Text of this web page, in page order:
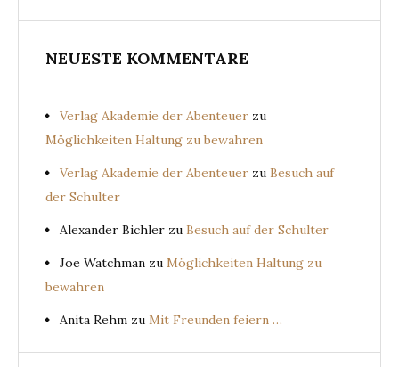
NEUESTE KOMMENTARE
Verlag Akademie der Abenteuer zu
Möglichkeiten Haltung zu bewahren
Verlag Akademie der Abenteuer zu Besuch auf
der Schulter
Alexander Bichler zu Besuch auf der Schulter
Joe Watchman zu Möglichkeiten Haltung zu
bewahren
Anita Rehm zu Mit Freunden feiern …